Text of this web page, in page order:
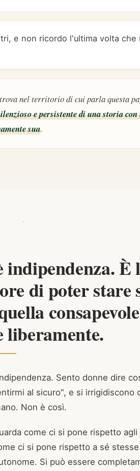
e non ricordo l'ultima volta che
nel territorio di cui parla questa
e persistente di una storia
sua.
È
di poter stare
liberamente.
Sento donne dire
al sicuro", e si irrigidiscono
Non è così.
come ci si pone rispetto agli
ci si pone rispetto a sé
Si può essere